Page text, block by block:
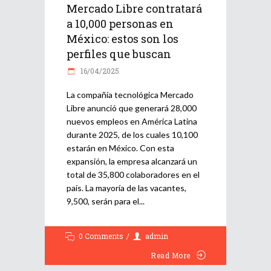
Mercado Libre contratará
a 10,000 personas en
México: estos son los
perfiles que buscan
16/04/2025
La compañía tecnológica Mercado
Libre anunció que generará 28,000
nuevos empleos en América Latina
durante 2025, de los cuales 10,100
estarán en México. Con esta
expansión, la empresa alcanzará un
total de 35,800 colaboradores en el
país. La mayoría de las vacantes,
9,500, serán para el
0 Comments
admin
Read More